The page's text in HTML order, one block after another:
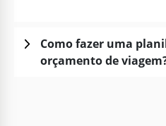
Como fazer uma
orçamento de